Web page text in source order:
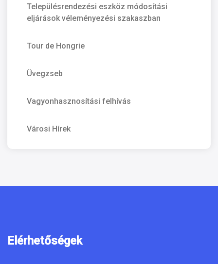
Településrendezési eszköz módosítási
eljárások véleményezési szakaszban
Tour de Hongrie
Üvegzseb
Vagyonhasznosítási felhívás
Városi Hírek
Elérhetőségek